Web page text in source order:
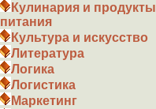
Кулинария и продукты
питания
Культура и искусство
Литература
Логика
Логистика
Маркетинг